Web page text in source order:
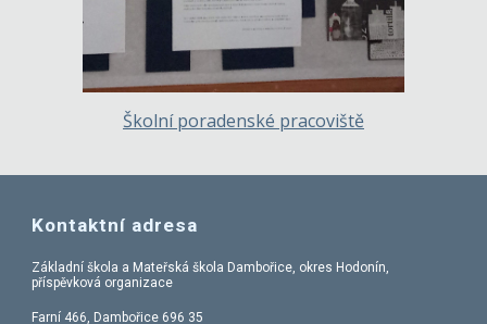
Školní poradenské pracoviště
Kontaktní adresa
Základní škola a Mateřská škola Dambořice, okres Hodonín,
příspěvková organizace
Farní 466, Dambořice 696 35